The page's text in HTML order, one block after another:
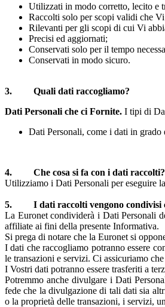
Utilizzati in modo corretto, lecito e
Raccolti solo per scopi validi che
Rilevanti per gli scopi di cui Vi
Precisi ed aggiornati;
Conservati solo per il tempo
Conservati in modo sicuro.
3. Quali dati raccogliamo?
Dati Personali che ci Fornite. I tipi di
Dati Personali, come i dati in
4. Che cosa si fa con i dati raccolti?
Utilizziamo i Dati Personali per eseguire
5. I dati raccolti vengono condivisi
La Euronet condividerà i Dati Personali
affiliate ai fini della presente Informativa.
Si prega di notare che la Euronet si
I dati che raccogliamo potranno essere
le transazioni e servizi. Ci assicuriamo
I Vostri dati potranno essere trasferiti a
Potremmo anche divulgare i Dati
fede che la divulgazione di tali dati sia
o la proprietà delle transazioni, i servizi,